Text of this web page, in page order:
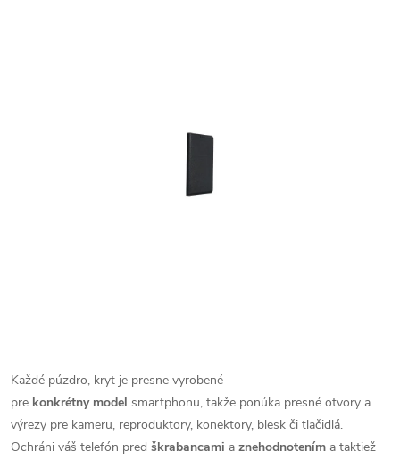
Každé púzdro, kryt je presne vyrobené
pre konkrétny model smartphonu, takže ponúka presné otvory a
výrezy pre kameru, reproduktory, konektory, blesk či tlačidlá.
Ochráni váš telefón pred škrabancami a znehodnotením a taktiež